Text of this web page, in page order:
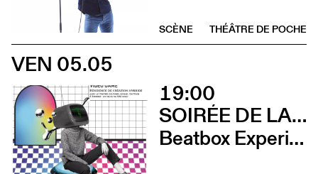
THÉÂTRE DE POCHE
SCÈNE
VEN 05.05
19:00
SOIRÉE DE LANCEMENT DU CCS ON TOUR À RENNES
Beatbox Experimental Video Game + Andrina Bollinger